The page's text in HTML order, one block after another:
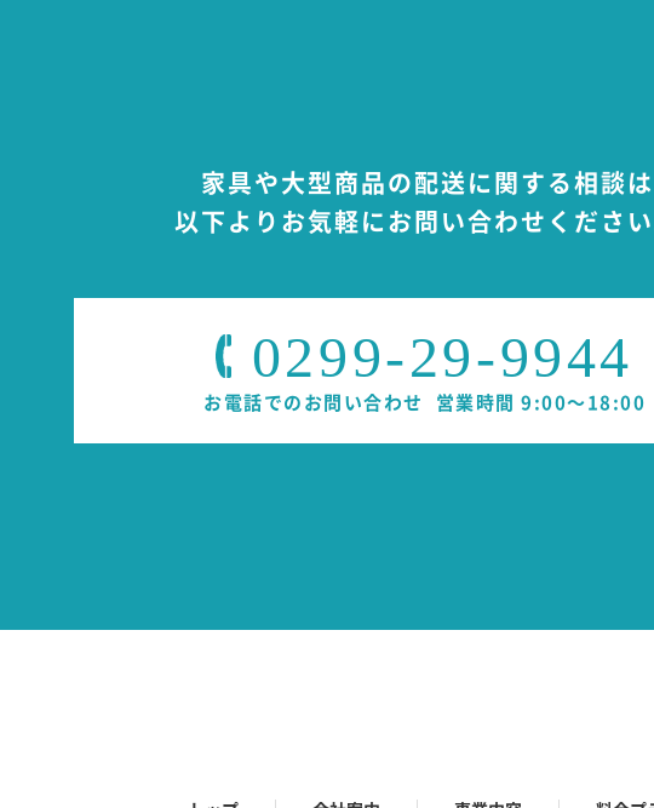
を実施させるなど、適切な監督を
当社は、お客様の個人情報の漏洩
当社は、すべての役員・従業員に
よう教育・啓発を行います。
当社は、お客様より収集させて頂
・法令等により開示が求められた場
・お客様からのお問合わせに対し
当社は、個人情報保護に関連する
家具や大型商品の配送に関する相談は
以下よりお気軽にお問い合わせください
0299-29-9944
お電話でのお問い合わせ 営業時間 9:00～18:00